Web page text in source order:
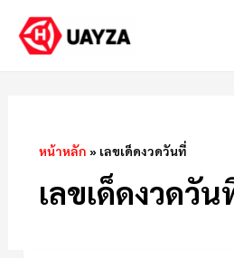
หน้าหลัก » เลขเด็ดงวดวันที่
เลขเด็ดงวดวัน
Post
pagination
ห
ม